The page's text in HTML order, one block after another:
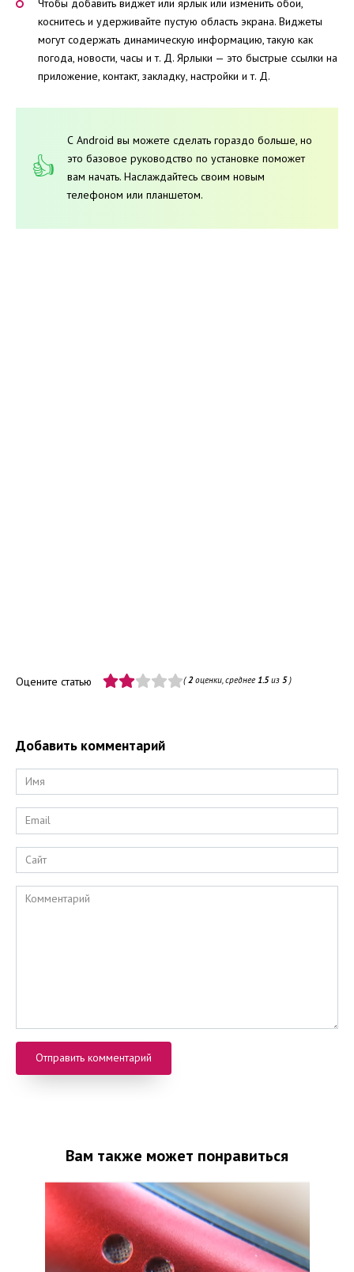
коснитесь и удерживайте пустую область экрана. Виджеты
могут содержать динамическую информацию, такую ​​как
погода, новости, часы и т. Д. Ярлыки — это быстрые ссылки на
приложение, контакт, закладку, настройки и т. Д.
С Android вы можете сделать гораздо больше, но
это базовое руководство по установке поможет
вам начать. Наслаждайтесь своим новым
телефоном или планшетом.
Оцените статью (2оценки, среднее1.5из5)
Добавить комментарий
Имя
*
Email
*
Сайт
Комментарий
Вам также может понравиться